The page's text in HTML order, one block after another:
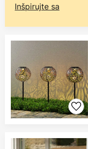
Inšpirujte sa